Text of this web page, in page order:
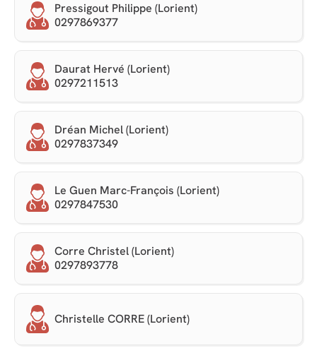
Pressigout Philippe (Lorient)
0297869377
Daurat Hervé (Lorient)
0297211513
Dréan Michel (Lorient)
0297837349
Le Guen Marc-François (Lorient)
0297847530
Corre Christel (Lorient)
0297893778
Christelle CORRE (Lorient)